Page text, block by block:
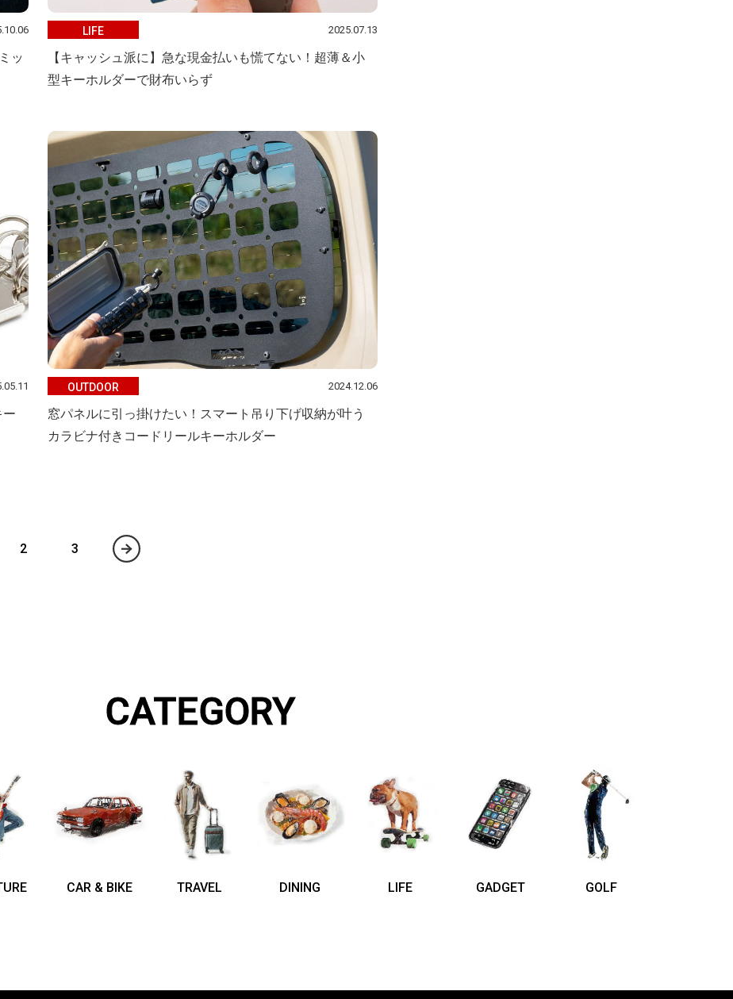
ッ
LIFE 2025.07.13
【キャッシュ派に】急な現金払いも慌てない！超薄＆小
型キーホルダーで財布いらず
ー
OUTDOOR 2024.12.06
窓パネルに引っ掛けたい！スマート吊り下げ収納が叶う
カラビナ付きコードリールキーホルダー
2 3
CATEGORY
CAR & BIKE TRAVEL DINING LIFE GADGET GOLF